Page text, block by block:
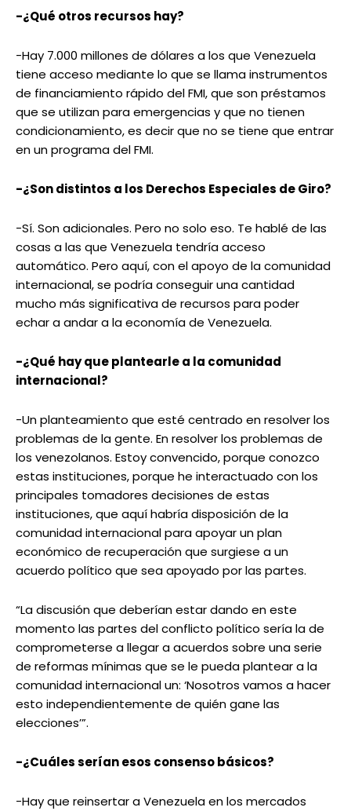
-¿Qué otros recursos hay?
-Hay 7.000 millones de dólares a los que Venezuela
tiene acceso mediante lo que se llama instrumentos
de financiamiento rápido del FMI, que son préstamos
que se utilizan para emergencias y que no tienen
condicionamiento, es decir que no se tiene que entrar
en un programa del FMI.
-¿Son distintos a los Derechos Especiales de Giro?
-Sí. Son adicionales. Pero no solo eso. Te hablé de las
cosas a las que Venezuela tendría acceso
automático. Pero aquí, con el apoyo de la comunidad
internacional, se podría conseguir una cantidad
mucho más significativa de recursos para poder
echar a andar a la economía de Venezuela.
-¿Qué hay que plantearle a la comunidad
internacional?
-Un planteamiento que esté centrado en resolver los
problemas de la gente. En resolver los problemas de
los venezolanos. Estoy convencido, porque conozco
estas instituciones, porque he interactuado con los
principales tomadores decisiones de estas
instituciones, que aquí habría disposición de la
comunidad internacional para apoyar un plan
económico de recuperación que surgiese a un
acuerdo político que sea apoyado por las partes.
“La discusión que deberían estar dando en este
momento las partes del conflicto político sería la de
comprometerse a llegar a acuerdos sobre una serie
de reformas mínimas que se le pueda plantear a la
comunidad internacional un: ‘Nosotros vamos a hacer
esto independientemente de quién gane las
elecciones’”.
-¿Cuáles serían esos consenso básicos?
-Hay que reinsertar a Venezuela en los mercados